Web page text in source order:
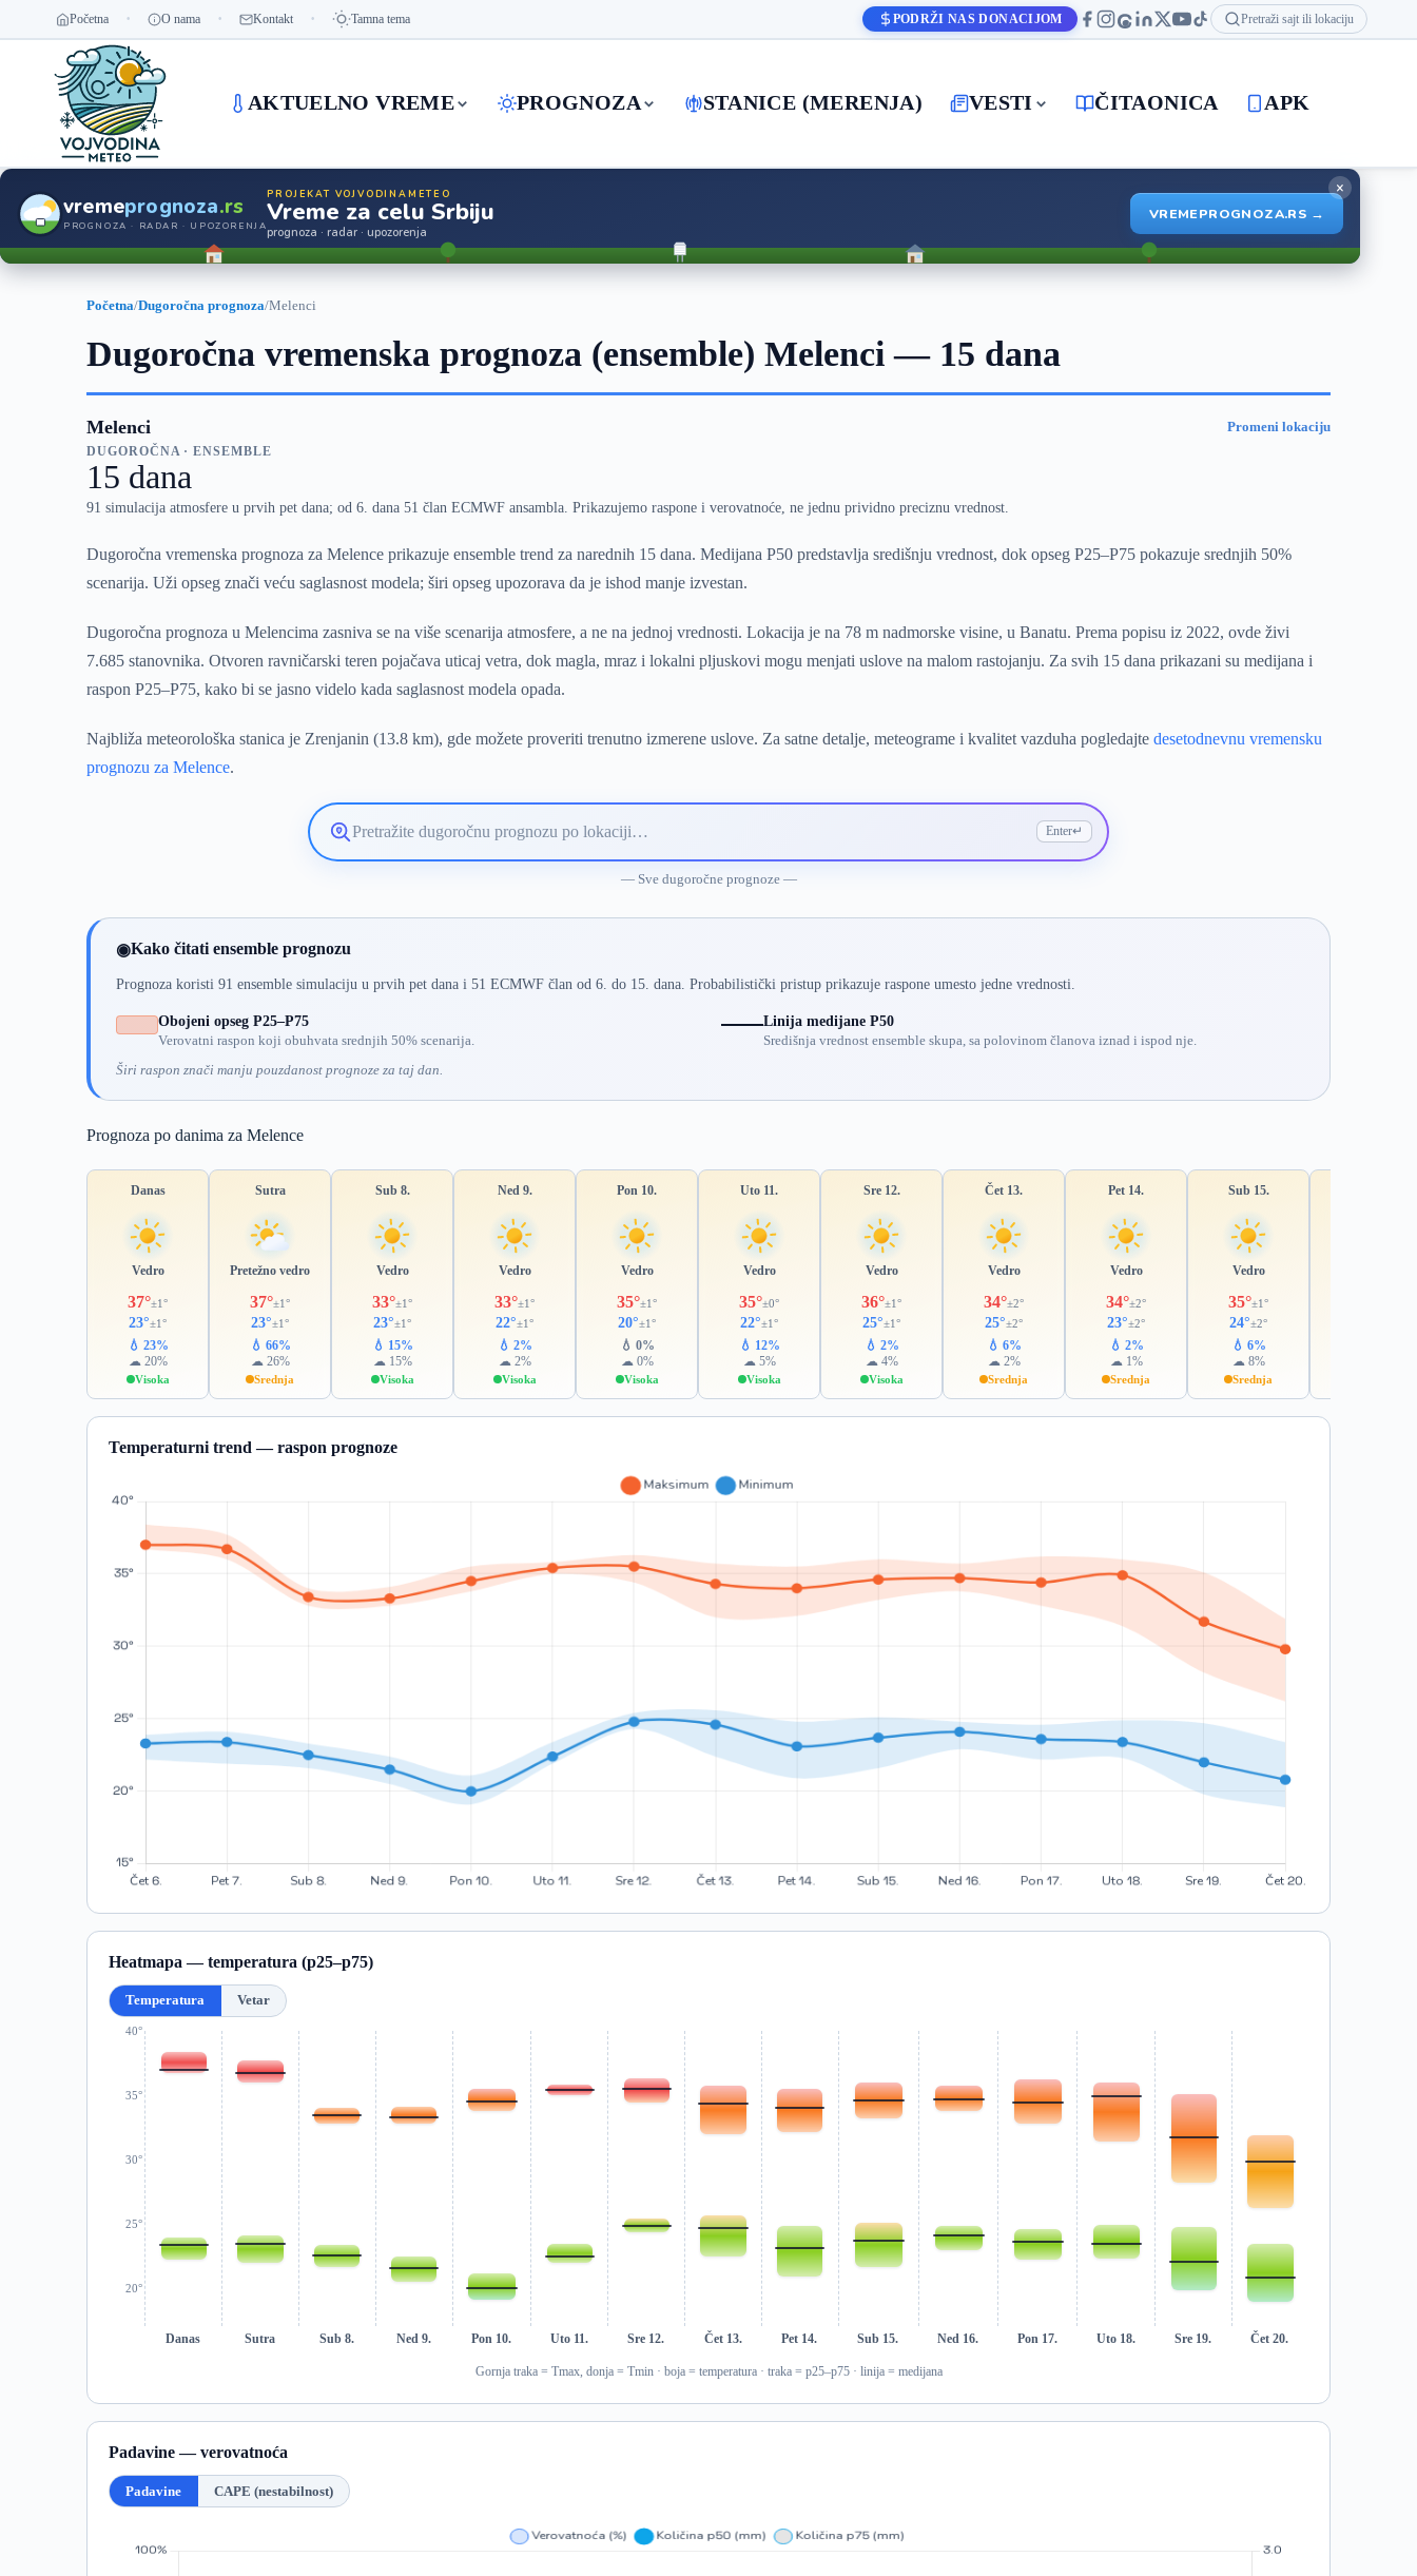
Početna O nama Kontakt Tamna tema PODRŽI NAS DONACIJOM Pretraži sajt ili lokaciju
AKTUELNO VREME PROGNOZA STANICE (MERENJA) VESTI ČITAONICA APK
vremeprognoza.rs
PROGNOZA · RADAR · UPOZORENJA
PROJEKAT VOJVODINAMETEO
Vreme za celu Srbiju
prognoza · radar · upozorenja
VREMEPROGNOZA.RS →
×
Početna/Dugoročna prognoza/Melenci
Dugoročna vremenska prognoza (ensemble) Melenci — 15 dana
Melenci Promeni lokaciju
DUGOROČNA · ENSEMBLE
15 dana
91 simulacija atmosfere u prvih pet dana; od 6. dana 51 član ECMWF ansambla. Prikazujemo raspone i verovatnoće, ne jednu prividno preciznu vrednost.
Dugoročna vremenska prognoza za Melence prikazuje ensemble trend za narednih 15 dana. Medijana P50 predstavlja središnju vrednost, dok opseg P25–P75 pokazuje srednjih 50%
scenarija. Uži opseg znači veću saglasnost modela; širi opseg upozorava da je ishod manje izvestan.
Dugoročna prognoza u Melencima zasniva se na više scenarija atmosfere, a ne na jednoj vrednosti. Lokacija je na 78 m nadmorske visine, u Banatu. Prema popisu iz 2022, ovde živi
7.685 stanovnika. Otvoren ravničarski teren pojačava uticaj vetra, dok magla, mraz i lokalni pljuskovi mogu menjati uslove na malom rastojanju. Za svih 15 dana prikazani su medijana i
raspon P25–P75, kako bi se jasno videlo kada saglasnost modela opada.
Najbliža meteorološka stanica je Zrenjanin (13.8 km), gde možete proveriti trenutno izmerene uslove. Za satne detalje, meteograme i kvalitet vazduha pogledajtedesetodnevnu vremensku
prognozu za Melence.
Pretražite
lokaciju
Enter↵
— Sve dugoročne prognoze —
◉Kako čitati ensemble prognozu
Prognoza koristi 91 ensemble simulaciju u prvih pet dana i 51 ECMWF član od 6. do 15. dana. Probabilistički pristup prikazuje raspone umesto jedne vrednosti.
Obojeni opseg P25–P75
Verovatni raspon koji obuhvata srednjih 50% scenarija.
Linija medijane P50
Središnja vrednost ensemble skupa, sa polovinom članova iznad i ispod nje.
Širi raspon znači manju pouzdanost prognoze za taj dan.
Prognoza po danima za Melence
Danas
Vedro
37°±1°
23°±1°
💧 23%
☁ 20%
Visoka
Sutra
Pretežno vedro
37°±1°
23°±1°
💧 66%
☁ 26%
Srednja
Sub 8.
Vedro
33°±1°
23°±1°
💧 15%
☁ 15%
Visoka
Ned 9.
Vedro
33°±1°
22°±1°
💧 2%
☁ 2%
Visoka
Pon 10.
Vedro
35°±1°
20°±1°
💧 0%
☁ 0%
Visoka
Uto 11.
Vedro
35°±0°
22°±1°
💧 12%
☁ 5%
Visoka
Sre 12.
Vedro
36°±1°
25°±1°
💧 2%
☁ 4%
Visoka
Čet 13.
Vedro
34°±2°
25°±2°
💧 6%
☁ 2%
Srednja
Pet 14.
Vedro
34°±2°
23°±2°
💧 2%
☁ 1%
Srednja
Sub 15.
Vedro
35°±1°
24°±2°
💧 6%
☁ 8%
Srednja
Temperaturni trend — raspon prognoze
Heatmapa — temperatura (p25–p75)
Temperatura Vetar
20°
25°
30°
35°
40°
Danas Sutra Sub 8. Ned 9. Pon 10. Uto 11. Sre 12. Čet 13. Pet 14. Sub 15. Ned 16. Pon 17. Uto 18. Sre 19. Čet 20.
Gornja traka = Tmax, donja = Tmin · boja = temperatura · traka = p25–p75 · linija = medijana
Padavine — verovatnoća
Padavine CAPE (nestabilnost)